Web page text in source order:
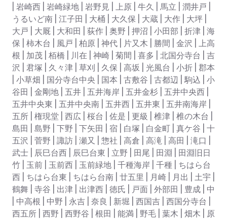
| 岩崎西 | 岩崎緑地 | 岩野見 | 上原 | 牛久 | 馬立 | 潤井戸 |
うるいど南 | 江子田 | 大桶 | 大久保 | 大蔵 | 大作 | 大坪 |
大戸 | 大厩 | 大和田 | 荻作 | 奥野 | 押沼 | 小田部 | 折津 | 海
保 | 柿木台 | 風戸 | 柏原 | 神代 | 片又木 | 勝間 | 金沢 | 上高
根 | 加茂 | 栢橋 | 川在 | 神崎 | 菊間 | 喜多 | 北国分寺台 | 吉
沢 | 君塚 | 久々津 | 草刈 | 久保 | 高坂 | 光風台 | 小折 | 郡本
| 小草畑 | 国分寺台中央 | 国本 | 古敷谷 | 古都辺 | 駒込 | 小
谷田 | 金剛地 | 五井 | 五井海岸 | 五井金杉 | 五井中央西 |
五井中央東 | 五井中央南 | 五井西 | 五井東 | 五井南海岸 |
五所 | 権現堂 | 西広 | 桜台 | 佐是 | 更級 | 椎津 | 椎の木台 |
島田 | 島野 | 下野 | 下矢田 | 宿 | 白塚 | 白金町 | 真ケ谷 | 十
五沢 | 菅野 | 諏訪 | 瀬又 | 惣社 | 高倉 | 高滝 | 高田 | 滝口 |
武士 | 辰巳台西 | 辰巳台東 | 立野 | 田尾 | 田淵 | 田淵旧日
竹 | 玉前 | 玉前西 | 玉前緑地 | 千種海岸 | 千種 | ちはら台
西 | ちはら台東 | ちはら台南 | 廿五里 | 月崎 | 月出 | 土宇 |
鶴舞 | 寺谷 | 出津 | 出津西 | 徳氏 | 戸面 | 外部田 | 豊成 | 中
| 中高根 | 中野 | 永吉 | 奈良 | 新堀 | 西国吉 | 西国分寺台 |
西五所 | 西野 | 西野谷 | 根田 | 能満 | 野毛 | 葉木 | 畑木 | 原